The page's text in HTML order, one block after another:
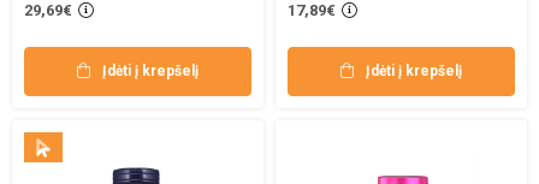
29,69€
Įdėti į krepšelį
17,89€
Įdėti į krepšelį